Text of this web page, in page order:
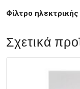
Φίλτρο
Σχετικά